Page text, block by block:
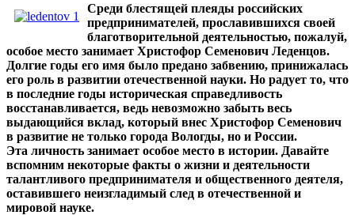
Среди блестящей плеяды российских
предпринимателей, прославившихся своей
благотворительной деятельностью, пожалуй,
особое место занимает Христофор Семенович Леденцов.
Долгие годы его имя было предано забвению, принижалась
его роль в развитии отечественной науки. Но радует то, что
в последние годы историческая справедливость
восстанавливается, ведь невозможно забыть весь
выдающийся вклад, который внес Христофор Семенович
в развитие не только города Вологды, но и России.
Эта личность занимает особое место в истории. Давайте
вспомним некоторые факты о жизни и деятельности
талантливого предпринимателя и общественного деятеля,
оставившего неизгладимый след в отечественной и
мировой науке.